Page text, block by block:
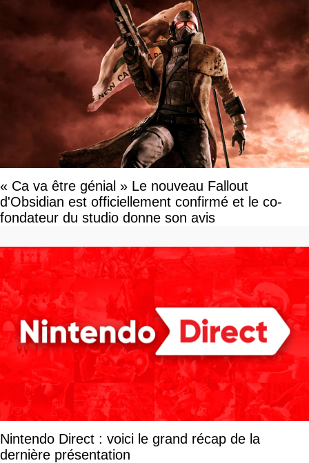
« Ca va être génial » Le nouveau Fallout
d'Obsidian est officiellement confirmé et le co-
fondateur du studio donne son avis
Nintendo Direct : voici le grand récap de la
dernière présentation